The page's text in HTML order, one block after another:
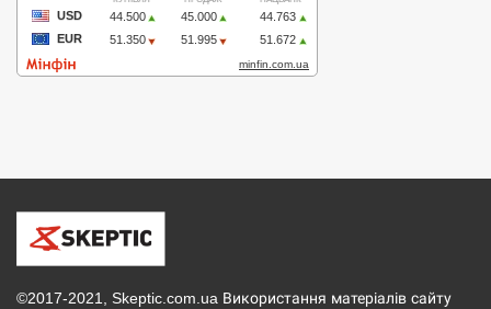
©2017-2021, Skeptic.com.ua Використання матеріалів сайту